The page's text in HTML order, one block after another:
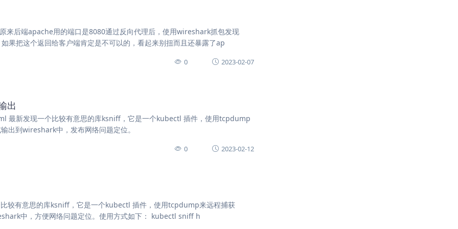
来后端apache用的端口是8080通过反向代理后，使用wireshark抓包发现
把这个返回给客户端肯定是不可以的，看起来别扭而且还暴露了ap
0 2023-02-07
出
新发现一个比较有意思的库ksniff，它是一个kubectl 插件，使用tcpdump
出到wireshark中，发布网络问题定位。
0 2023-02-12
较有意思的库ksniff，它是一个kubectl 插件，使用tcpdump来远程捕获
中，方便网络问题定位。使用方式如下： kubectl sniff h